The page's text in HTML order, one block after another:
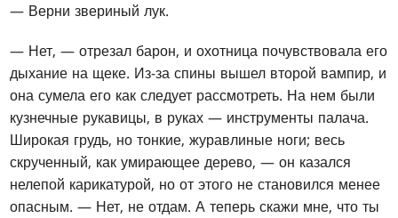
— Верни звериный лук.
— Нет, — отрезал барон, и охотница почувствовала его
дыхание на щеке. Из-за спины вышел второй вампир, и
она сумела его как следует рассмотреть. На нем были
кузнечные рукавицы, в руках — инструменты палача.
Широкая грудь, но тонкие, журавлиные ноги; весь
скрученный, как умирающее дерево, — он казался
нелепой карикатурой, но от этого не становился менее
опасным. — Нет, не отдам. А теперь скажи мне, что ты